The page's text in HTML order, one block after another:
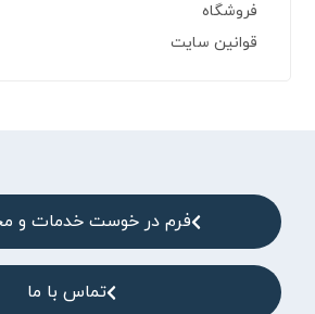
فروشگاه
قوانین سایت
فرم در خوست خدمات و
تماس با ما